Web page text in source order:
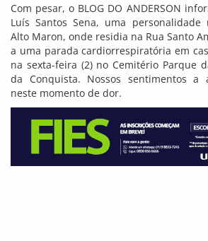
Com pesar, o BLOG DO ANDERSON
Luís Santos Sena, uma
Alto Maron, onde residia na Rua Santo
a uma parada cardiorrespiratória em
na sexta-feira (2) no Cemitério Parque
da Conquista. Nossos sentimentos a
neste momento de dor.